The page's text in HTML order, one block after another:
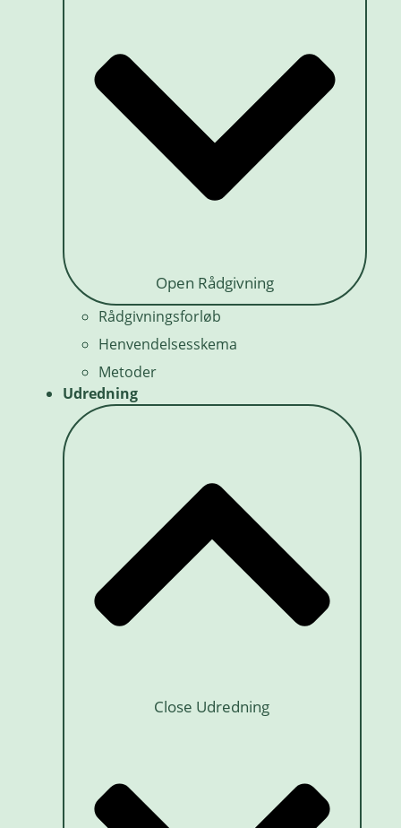
Open Rådgivning
Rådgivningsforløb
Henvendelsesskema
Metoder
Udredning
Close Udredning